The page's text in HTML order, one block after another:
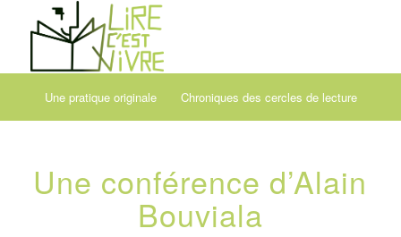
Une pratique originale Chroniques des cercles de lecture
Une conférence d’Alain
Bouviala